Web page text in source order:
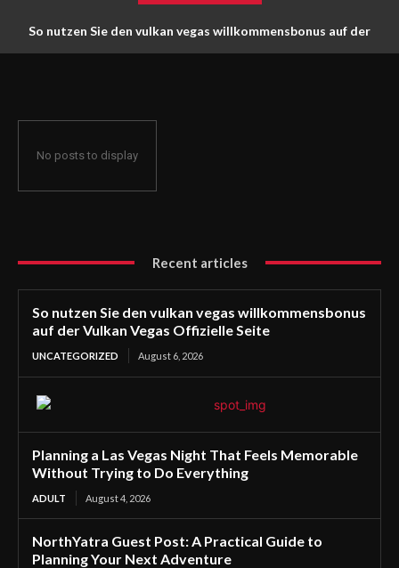
So nutzen Sie den vulkan vegas willkommensbonus auf der
No posts to display
Recent articles
So nutzen Sie den vulkan vegas willkommensbonus
auf der Vulkan Vegas Offizielle Seite
UNCATEGORIZED August 6, 2026
Planning a Las Vegas Night That Feels Memorable
Without Trying to Do Everything
ADULT August 4, 2026
NorthYatra Guest Post: A Practical Guide to
Planning Your Next Adventure